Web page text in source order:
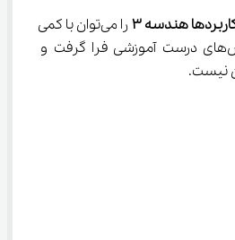
هندسه ۳
را می‌توان با کمی
صبر و استفاده از روش‌های درست آموزشی فرا گرفت و
نیست.